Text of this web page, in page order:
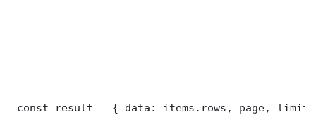
const result = { data: items.rows, page,